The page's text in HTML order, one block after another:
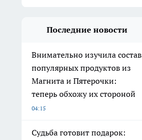
Последние новости
Внимательно изучила состав
популярных продуктов из
Магнита и Пятерочки:
теперь обхожу их стороной
04:15
Судьба готовит подарок: